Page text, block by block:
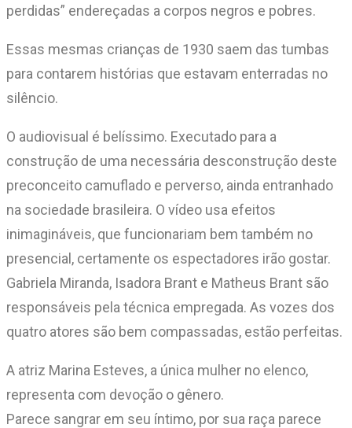
perdidas” endereçadas a corpos negros e pobres.
Essas mesmas crianças de 1930 saem das tumbas
para contarem histórias que estavam enterradas no
silêncio.
O audiovisual é belíssimo. Executado para a
construção de uma necessária desconstrução deste
preconceito camuflado e perverso, ainda entranhado
na sociedade brasileira. O vídeo usa efeitos
inimagináveis, que funcionariam bem também no
presencial, certamente os espectadores irão gostar.
Gabriela Miranda, Isadora Brant e Matheus Brant são
responsáveis pela técnica empregada. As vozes dos
quatro atores são bem compassadas, estão perfeitas.
A atriz Marina Esteves, a única mulher no elenco,
representa com devoção o gênero.
Parece sangrar em seu íntimo, por sua raça parece